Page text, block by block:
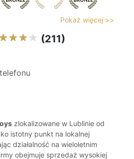
Pokaż więcej >>
(211)
zlokalizowane w Lublinie od
istotny punkt na lokalnej
działalność na wieloletnim
obejmuje sprzedaż wysokiej